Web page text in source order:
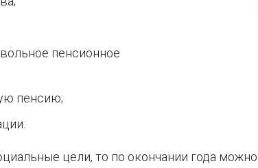
пенсионное
пенсию;
цели, то по окончании года можно